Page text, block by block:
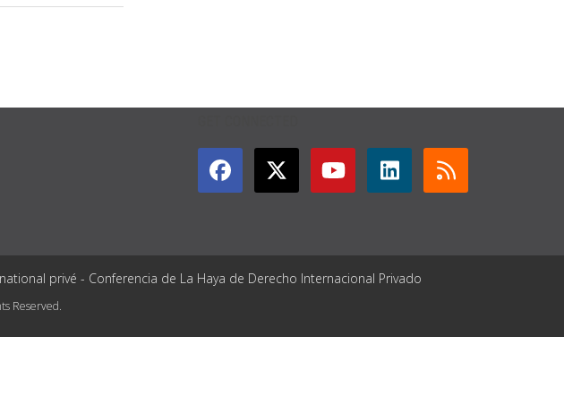
privé - Conferencia de La Haya de Derecho Internacional Privado
Reserved.